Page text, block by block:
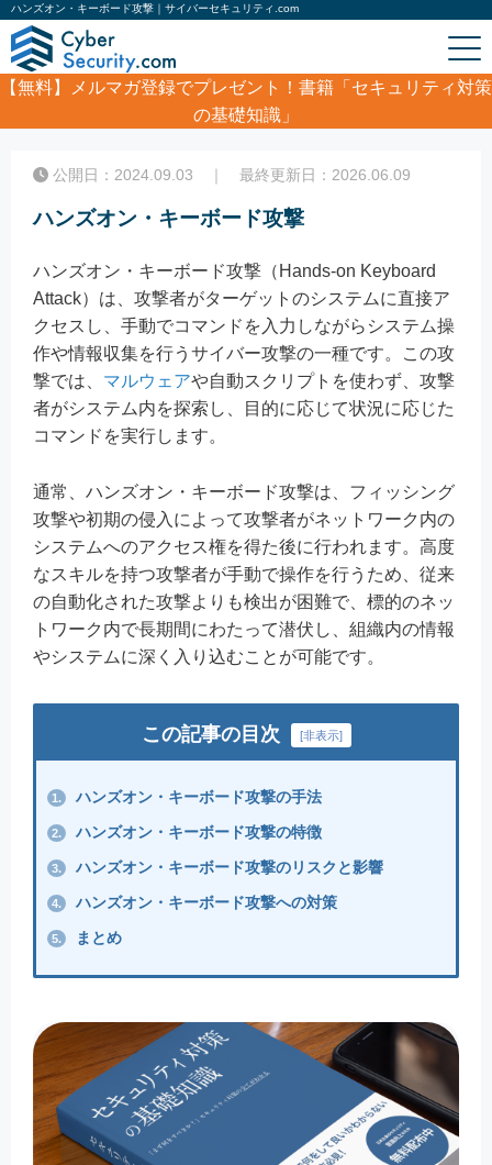
ハンズオン・キーボード攻撃｜サイバーセキュリティ.com
【無料】
メルマガ登録でプレゼント！書籍「セキュリティ対策
の基礎知識」
ハンズオン・キーボード攻撃
公開日：2024.09.03 ｜ 最終更新日：2026.06.09
ハンズオン・キーボード攻撃
ハンズオン・キーボード攻撃（Hands-on Keyboard
Attack）は、攻撃者がターゲットのシステムに直接ア
クセスし、手動でコマンドを入力しながらシステム操
作や情報収集を行うサイバー攻撃の一種です。この攻
撃では、 マルウェアや自動スクリプトを使わず、攻撃
者がシステム内を探索し、目的に応じて状況に応じた
コマンドを実行します。
通常、ハンズオン・キーボード攻撃は、フィッシング
攻撃や初期の侵入によって攻撃者がネットワーク内の
システムへのアクセス権を得た後に行われます。高度
なスキルを持つ攻撃者が手動で操作を行うため、従来
の自動化された攻撃よりも検出が困難で、標的のネッ
トワーク内で長期間にわたって潜伏し、組織内の情報
やシステムに深く入り込むことが可能です。
この記事の目次 [非表示]
1. ハンズオン・キーボード攻撃の手法
2. ハンズオン・キーボード攻撃の特徴
3. ハンズオン・キーボード攻撃のリスクと影響
4. ハンズオン・キーボード攻撃への対策
5. まとめ